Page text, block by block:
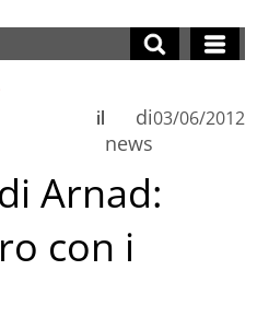
di
news
il 03/06/2012
Arnad:
con i